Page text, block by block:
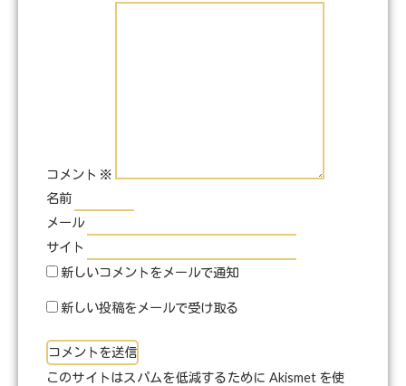
コメント ※
名前
メール
サイト
新しいコメントをメールで通知
新しい投稿をメールで受け取る
このサイトはスパムを低減するために Akismet を使